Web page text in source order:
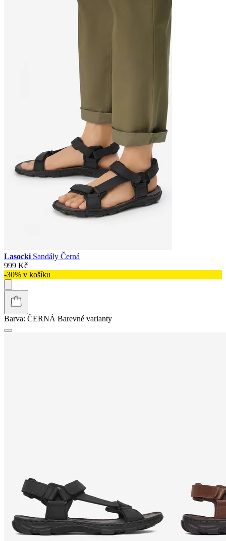
Lasocki Sandály Černá
999 Kč
-30% v košíku
Barva: ČERNÁ Barevné varianty